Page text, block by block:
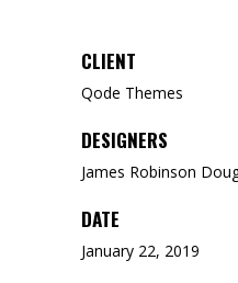
CLIENT
Qode Themes
DESIGNERS
James Robinson
DATE
January 22, 2019